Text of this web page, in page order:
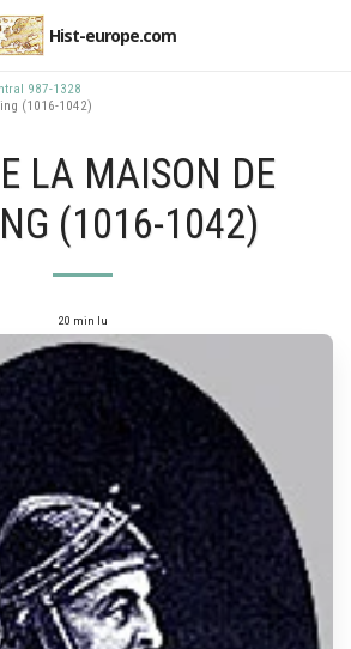
Hist-europe.com
987-1328
(1016-1042)
LA MAISON DE
(1016-1042)
20 min lu